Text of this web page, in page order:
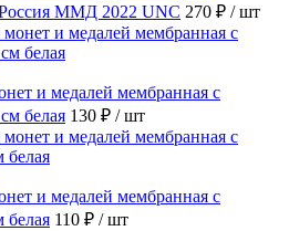
Россия ММД 2022 UNC 270 ₽ / шт
и медалей мембранная с
белая 130 ₽ / шт
и медалей мембранная с
белая 110 ₽ / шт